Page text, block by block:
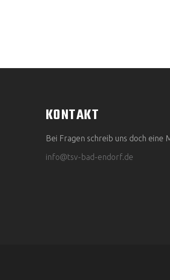
KONTAKT
Bei Fragen schreib uns doch eine
info@tsv-bad-endorf.de